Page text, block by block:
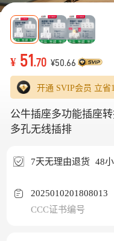
¥ 51 .70 ¥50.66
开通 SVIP会员 立省
公牛插座多功能插座
多孔无线插排
7天无理由退货 48
2025010201808013
CCC证书编号